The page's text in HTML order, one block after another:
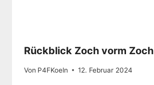
Rückblick Zoch vorm Zoch
Von P4FKoeln 12. Februar 2024